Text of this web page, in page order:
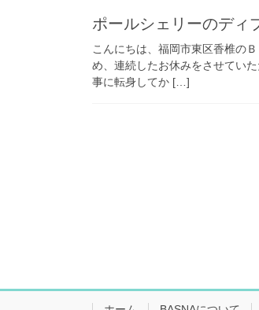
ポールシェリーのディ
こんにちは、福岡市東区香椎の
め、連続したお休みをさせてい
事に転身してか […]